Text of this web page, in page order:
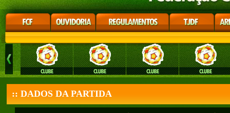
:: DADOS DA PARTIDA